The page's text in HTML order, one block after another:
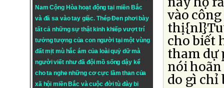
Nam Cộng Hòa hoạt động tại miền Bắc
và đã sa vào tay giặc. Thép Đen phơi bày
tất cả những sự thật kinh khiếp vượt trí
tưởng tượng của con người tại một vùng
đất mịt mù hắc ám của loài quỷ dữ mà
người viết như đã đội mồ sống dậy kể
cho ta nghe những cơ cực lầm than của
xã hội miền Bắc và cuộc đời tù đày bi
vào
cho biết
tham dự
nói
do gì chỉ